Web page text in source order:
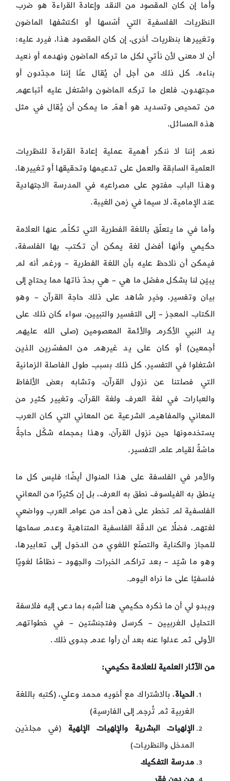
وأما إن كان المقصود من النقد وإعادة القراءة هو ضرب
النظريات الفلسفية التي أسّسها أو اكتشفها الماضون
وتغييرها بنظريات أخرى، إن كان المقصود هذا، فيرد عليه:
أن لا معنى لأن نأتي لكل ما تركه الماضون ونهدمه أو نعيد
بناءه، كل ذلك من أجل أن يُقال عنّا إننا مجدّدون أو
مجتهدون، فلعلّ ما تركه الماضون واشتغل عليه أتباعهم
من تمحيص وتسديد هو أهمّ ما يمكن أن يُقال في مثل
هذه المسائل.
نعم إننا لا ننكر أهمية عملية إعادة القراءة للنظريات
العلمية السابقة والعمل على تدعيمها وتحقيقها أو تغييرها،
وهذا الباب مفتوح على مصراعيه في المدرسة الاجتهادية
عند الإمامية، لا سيما في زمن الغيبة.
وأما في ما يتعلّق باللغة الفطرية التي تكلّم عنها العلامة
حكيمي وأنها أفضل لغة يمكن أن تكتب بها الفلسفة،
فيمكن أن نلاحظ عليه بأن اللغة الفطرية – ورغم أنه لم
يبيّن لنا بشكل مفصّل ما هي – هي بحدّ ذاتها مما يحتاج إلى
بيان وتفسير، وخير شاهد على ذلك حاجة القرآن – وهو
الكتاب المعجز – إلى التفسير والتبيين، سواء كان ذلك على
يد النبي الأكرم والأئمة المعصومين (صلى الله عليهم
أجمعين) أو كان على يد غيرهم من المفسّرين الذين
اشتغلوا في التفسير، كل ذلك بسبب طول الفاصلة الزمانية
التي فصلتنا عن نزول القرآن، وتشابه بعض الألفاظ
والعبارات في لغة العرف ولغة القرآن، وتغيير كثير من
المعاني والمفاهيم الشرعية عن المعاني التي كان العرب
يستخدمونها حين نزول القرآن، وهذا بمجمله شكّل حاجةً
ماسّةً لقيام علم التفسير.
والأمر في الفلسفة على هذا المنوال أيضًا؛ فليس كل ما
ينطق به الفيلسوف نطق به العرف، بل إن كثيرًا من المعاني
الفلسفية لم تخطر على ذهن أحد من عوام العرب وواضعي
لغتهم، فضلًا عن الدقّة الفلسفية المتناهية وعدم سماحها
للمجاز والكناية والتصنّع اللغوي من الدخول إلى تعابيرها،
وهو ما شيّد – بعد تراكم الخبرات والجهود – نظامًا لغويًا
فلسفيًا على ما نراه اليوم.
ويبدو لي أن ما ذكره حكيمي هنا أشبه بما دعى إليه فلاسفة
التحليل الغربيين – كرسل وفتجنشتين – في خطواتهم
الأولى ثم عدلوا عنه بعد أن رأوا عدم جدوى ذلك.
من الآثار العلمية للعلامة حكيمي:
الحياة، بالاشتراك مع أخويه محمد وعلي، (كتبه باللغة
الغربية ثم تُرجم إلى الفارسية)
الإلهيات البشرية والإلهيات الإلهية (في مجلدَين
المدخل والنظريات)
مدرسة التفكيك